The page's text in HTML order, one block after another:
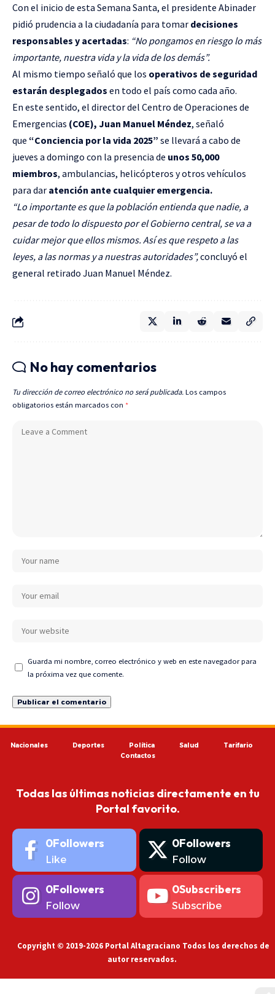
Con el inicio de esta Semana Santa, el presidente Abinader
pidió prudencia a la ciudadanía para tomar decisiones
responsables y acertadas: “No pongamos en riesgo lo más
importante, nuestra vida y la vida de los demás”.
Al mismo tiempo señaló que los operativos de seguridad
estarán desplegados en todo el país como cada año.
En este sentido, el director del Centro de Operaciones de
Emergencias (COE), Juan Manuel Méndez, señaló
que “Conciencia por la vida 2025” se llevará a cabo de
jueves a domingo con la presencia de unos 50,000
miembros, ambulancias, helicópteros y otros vehículos
para dar atención ante cualquier emergencia.
“Lo importante es que la población entienda que nadie, a
pesar de todo lo dispuesto por el Gobierno central, se va a
cuidar mejor que ellos mismos. Así es que respeto a las
leyes, a las normas y a nuestras autoridades”,concluyó el
general retirado Juan Manuel Méndez.
No hay comentarios
Tu dirección de correo electrónico no será publicada. Los campos
obligatorios están marcados con *
Guarda mi nombre, correo electrónico y web en este navegador para
la próxima vez que comente.
Nacionales Deportes Política Salud
Tarifario
Contactos
Todas las últimas noticias directamente en tu
Portal favorito.
0Followers
Like
0Followers
Follow
0Followers
Follow
0Subscribers
Subscribe
Copyright © 2019-2026 Portal Altagraciano Todos los derechos de
autor reservados.